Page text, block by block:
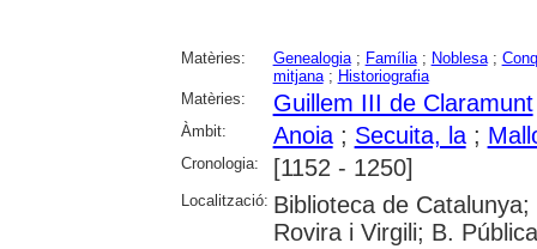
Matèries: Genealogia; Família; Noblesa;
mitjana; Historiografia
Matèries:
Guillem III de Claramunt
Àmbit: Anoia; Secuita, la;
Cronologia: [1152 - 1250]
Localització: Biblioteca de
Rovira i Virgili; B.